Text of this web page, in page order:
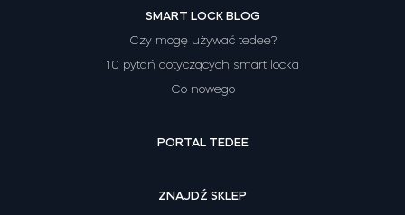
SMART LOCK BLOG
Czy mogę używać tedee?
10 pytań dotyczących smart locka
Co nowego
PORTAL TEDEE
ZNAJDŹ SKLEP